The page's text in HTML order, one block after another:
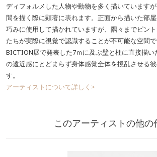
ディフォルメした人物や動物を多く描いています
間を描く際に顕著に表れます。正面から描いた部
巧みに使用して描かれていますが、隅々までピン
たちが実際に視覚で認識することが不可能な空間
BICTION展で発表した7ｍに及ぶ壁と柱に直接描い
の遠近感にとどまらず身体感覚全体を撹乱させる
す。
アーティストについて詳しく>
このアーティストの他の